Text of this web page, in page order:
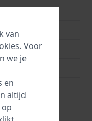
Zomer
Zilver
van
. Voor
we je
en
altijd